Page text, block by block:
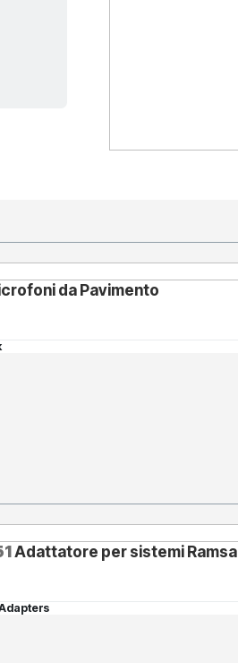
da Pavimento
Adattatore per sistemi Ramsa